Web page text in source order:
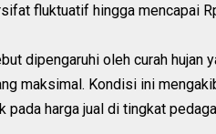
fluktuatif hingga mencapai
dipengaruhi oleh curah hujan
maksimal. Kondisi ini
pada harga jual di tingkat